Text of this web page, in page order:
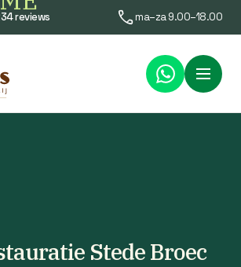
reviews ma–za 9.00–18.00
Menu
Stede Broec